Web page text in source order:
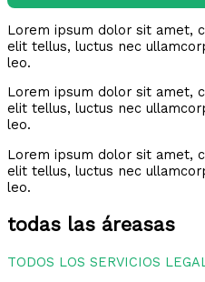
Lorem ipsum dolor sit amet,
elit tellus, luctus nec
leo.
Lorem ipsum dolor sit amet,
elit tellus, luctus nec
leo.
Lorem ipsum dolor sit amet,
elit tellus, luctus nec
leo.
todas las áreasas
TODOS LOS SERVICIOS